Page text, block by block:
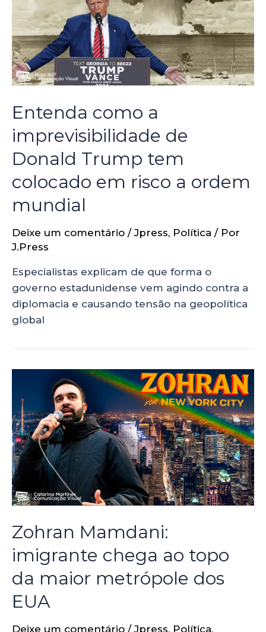
Entenda como a
imprevisibilidade de
Donald Trump tem
colocado em risco a ordem
mundial
Deixe um comentário /Jpress, Política / Por
J.Press
Especialistas explicam de que forma o
governo estadunidense vem agindo contra a
diplomacia e causando tensão na geopolítica
global
Zohran Mamdani:
imigrante chega ao topo
da maior metrópole dos
EUA
Deixe um comentário /Jpress, Política,